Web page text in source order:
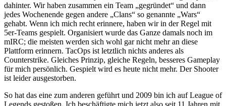
dahinter. Wir haben zusammen ein Team „gegründet“ und dann
jedes Wochenende gegen andere „Clans“ so genannte „Wars“
gehabt. Wenn ich mich recht erinnere, haben wir in der Regel mit
5er-Teams gespielt. Organisiert wurde das Ganze damals noch im
mIRC; die meisten werden sich wohl gar nicht mehr an diese
Plattform erinnern. TacOps ist letztlich nichts anderes als
Counterstrike. Gleiches Prinzip, gleiche Regeln, besseres Gameplay
für mich persönlich. Gespielt wird es heute nicht mehr. Der Shooter
ist leider ausgestorben.
So hat das eine zum anderen geführt und 2009 bin ich auf League of